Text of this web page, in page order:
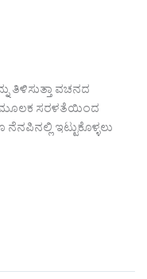
ತಿಳಿಸುತ್ತಾ ವಚನದ
ಮೂಲಕ ಸರಳತೆಯಿಂದ
ಇಟ್ಟುಕೊಳ್ಳಲು